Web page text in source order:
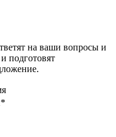
на ваши вопросы и
подготовят
*